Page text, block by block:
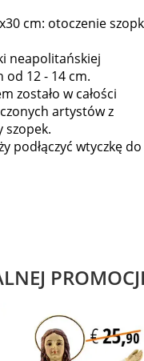
cm: otoczenie
neapolitańskiej
12 - 14 cm.
zostało w całości
artystów z
szopek.
podłączyć wtyczkę do